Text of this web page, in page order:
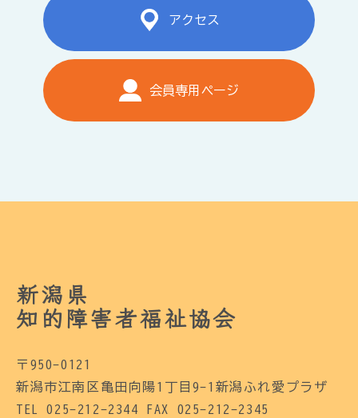
アクセス
会員専用ページ
新潟県
知的障害者福祉協会
〒950-0121
新潟市江南区亀田向陽1丁目9-1新潟ふれ愛プラザ
TEL 025-212-2344 FAX 025-212-2345